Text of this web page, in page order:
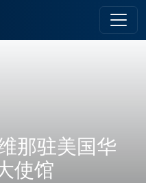
那驻美国华
使馆